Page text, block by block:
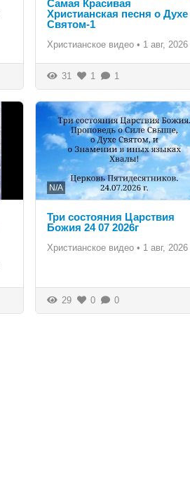
Самая Красивая
Христианская песня о Духе
Святом-1
Христианское видео • 1 авг, 2026
31 1 1
N/A
Три состояния Царствия
Божия 24 07 2026г
Христианское видео • 1 авг, 2026
29 0 0